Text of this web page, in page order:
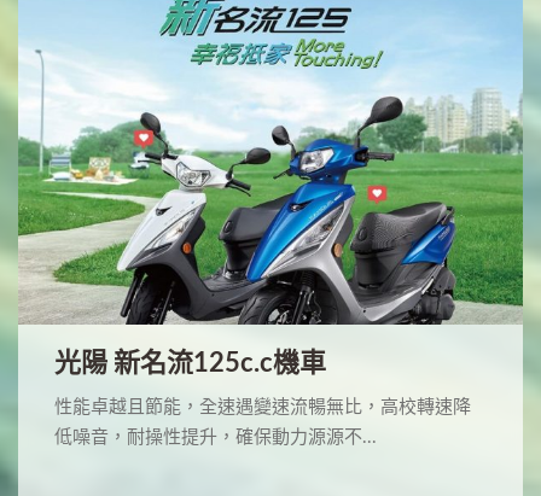
光陽 新名流125c.c機車
性能卓越且節能，全速遇變速流暢無比，高校轉速降
低噪音，耐操性提升，確保動力源源不...